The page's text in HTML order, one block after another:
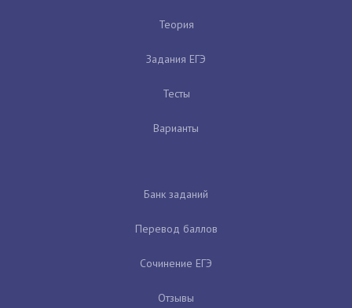
Теория
Задания ЕГЭ
Тесты
Варианты
Банк заданий
Перевод баллов
Сочинение ЕГЭ
Отзывы